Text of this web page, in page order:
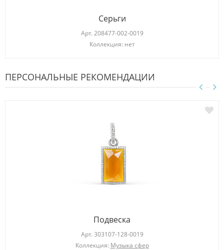
Серьги
Арт. 208477-002-0019
Коллекция: нет
ПЕРСОНАЛЬНЫЕ РЕКОМЕНДАЦИИ
Подвеска
Арт. 303107-128-0019
Коллекция: Музыка сфер